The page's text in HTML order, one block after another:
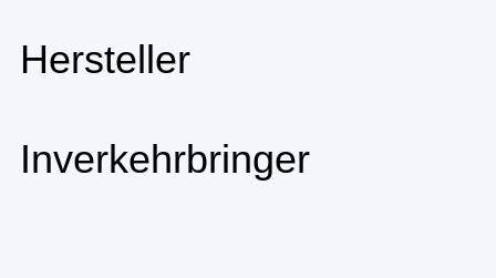
Hersteller
Inverkehrbringer